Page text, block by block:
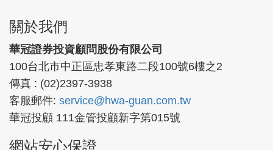
關於我們
華冠證券投資顧問股份有限公司
100台北市中正區忠孝東路二段100號6樓之2
傳真 : (02)2397-3938
客服郵件: service@hwa-guan.com.tw
華冠投顧 111金管投顧新字第015號
網站安心保證